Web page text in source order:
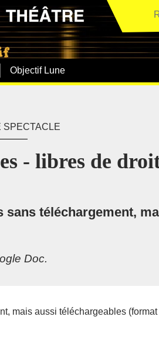
Objectif Lune
SPECTACLE
- libres de
téléchargement,
Doc.
mais aussi téléchargeables